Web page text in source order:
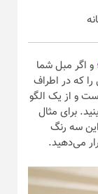
و اگر مبل شما
که در اطراف
و از یک الگو
برای مثال
این سه رنگ
می‌دهید.